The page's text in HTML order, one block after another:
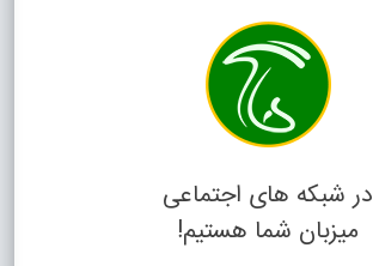
در شبکه های اجتماعی
میزبان شما هستیم!